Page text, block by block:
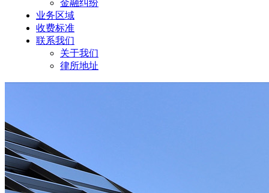
金融纠纷
业务区域
收费标准
联系我们
关于我们
律所地址